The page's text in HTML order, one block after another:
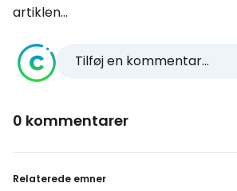
artiklen...
Tilføj en kommentar...
0 kommentarer
Relaterede emner